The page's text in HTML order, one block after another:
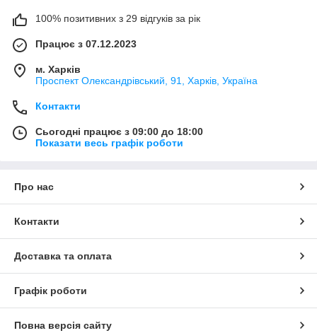
100% позитивних з 29 відгуків за рік
Працює з 07.12.2023
м. Харків
Проспект Олександрівський, 91, Харків, Україна
Контакти
Сьогодні працює з 09:00 до 18:00
Показати весь графік роботи
Про нас
Контакти
Доставка та оплата
Графік роботи
Повна версія сайту